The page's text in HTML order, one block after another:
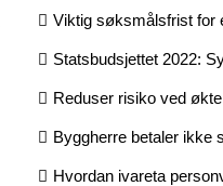
Viktig søksmålsfrist for
Statsbudsjettet 2022:
Reduser risiko ved
Byggherre betaler ikke
Hvordan ivareta